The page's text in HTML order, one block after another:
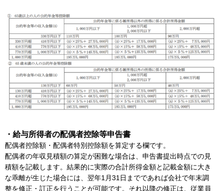
・給与所得者の配偶者控除等申告書
配偶者控除額・配偶者特別控除額を算定する欄です。
配偶者の年収見積額の算定が困難な場合は、申告書提出時点での見
積額を記載します。結果的に実際の合計所得金額と記載金額に大き
な乖離が生じた場合には、翌年1月31日までであれば会社で年末調
整を修正・訂正を行うことが可能です。それ以降の修正は、従業員